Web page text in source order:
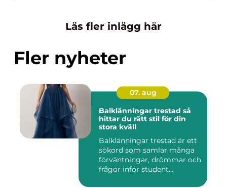
Läs fler inlägg här
Fler nyheter
07. aug
Balklänningar trestad så
hittar du rätt stil för din
stora kväll
Balklänningar trestad är ett
sökord som samlar många
förväntningar, drömmar och
frågor inför student...